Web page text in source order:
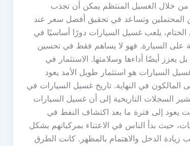
من خلال الغسيل المنتظم يمكن أن تجذب
المحتملين وتساعد في تحقيق أفضل سعر عند
الختام، يلعب غسيل السيارات دورًا أساسيًا في
على السيارة. فهو لا يساهم فقط في تحسين
يعزز أيضًا أداءها وسلامتها. الاستثمار في
السيارات هو استثمار طويل الأمد يعود
المالكون في النهاية. تاريخ غسيل السيارات في
السجلات التاريخية إلى أن غسيل السيارات
يعود إلى فترة ما بعد اكتشاف النفط في
حيث بدأ الناس في الاعتناء بمركباتهم بشكل
زيادة الدخل والاهتمام بالمظهر. كانت الطرق